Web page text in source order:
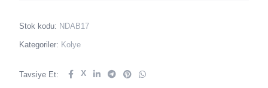
Stok kodu: NDAB17
Kategoriler: Kolye
Tavsiye Et: X